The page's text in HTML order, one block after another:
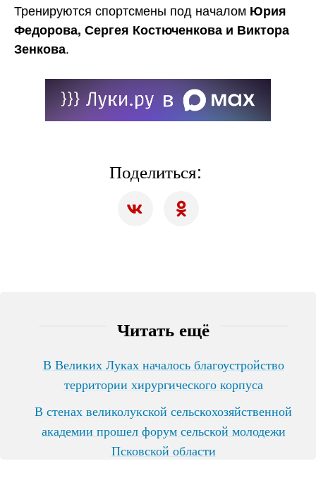
Тренируются спортсмены под началом Юрия
Федорова, Сергея Костюченкова и Виктора
Зенкова.
Поделиться:
Читать ещё
В Великих Луках началось благоустройство
территории хирургического корпуса
В стенах великолукской сельскохозяйственной
академии прошел форум сельской молодежи
Псковской области